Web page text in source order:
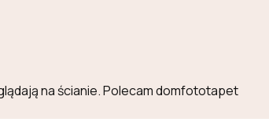
na ścianie. Polecam domfototapet